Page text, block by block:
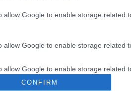
allow Google to enable storage related
allow Google to enable storage related
allow Google to enable storage related
functionality and fraud prevention,
CONFIRM